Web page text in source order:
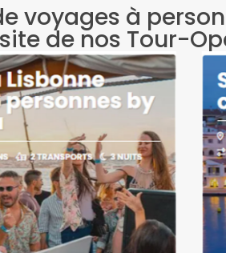
voyages à
de nos Tour-